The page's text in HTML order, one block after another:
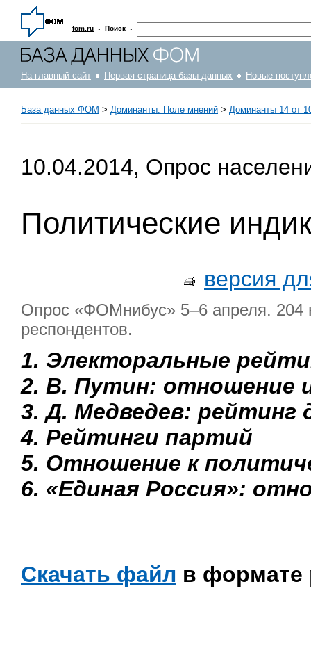
fom.ru · Поиск ·
На главный сайт Первая страница базы данных Новые
База данных ФОМ > Доминанты. Поле мнений > Доминанты 14 от
10.04.2014, Опрос
Политические
версия
Опрос «ФОМнибус» 5–6 апреля. 204
респондентов.
1. Электоральные
2. В. Путин: отношение
3. Д. Медведев: рейтинг
4. Рейтинги партий
5. Отношение к
6. «Единая Россия»:
Скачать файл в формате